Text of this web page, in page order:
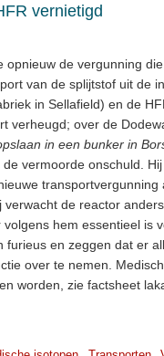
vernietigd
de vergunning
van de splijtstof uit de
in Sellafield) en de
verheugd; over de
in een bunker in
de vermoorde onschuld.
de reactor
hem essentieel is
en zeggen dat er
over te nemen.
worden, zie factsheet